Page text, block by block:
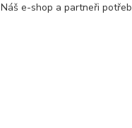
Náš e-shop a partneři